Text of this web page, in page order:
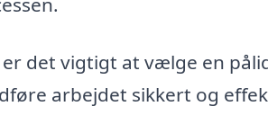
det vigtigt at vælge en
arbejdet sikkert og